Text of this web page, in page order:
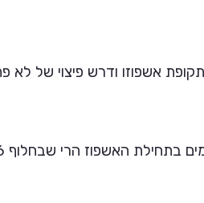
אשפוזו ודרש פיצוי של לא
באותו מקרה עו"ד איילת סבג ייצגה את